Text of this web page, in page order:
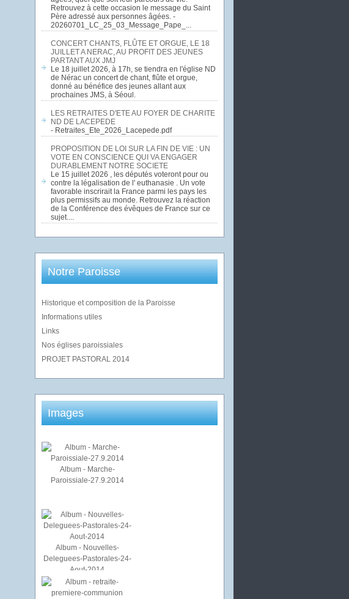
Retrouvez à cette occasion le message du Saint
Père adressé aux personnes âgées. -
20260701_LC_25_03_Message_Pape_...
CONCERT CHANTS, FLÛTE ET ORGUE, LE 18
JUILLET A NERAC, AU PROFIT DES JEUNES
PARTANT AUX JMJ
Le 18 juillet 2026, à 17h, se tiendra en l'église ND
de Nérac un concert de chant, flûte et orgue,
donné au bénéfice des jeunes allant aux
prochaines JMS, à Séoul.
LES RETRAITES D'ETE AU FOYER DE CHARITE
ND DE LACEPEDE
- Retraites_Ete_2026_Lacepede.pdf
PROPOSITION DE LOI SUR LA FIN DE VIE : UN
VOTE EN CONSCIENCE QUI VA ENGAGER
DURABLEMENT NOTRE SOCIETE
Le 15 juillet 2026 , les députés voteront pour ou
contre la légalisation de l' euthanasie . Un vote
favorable inscrirait la France parmi les pays les
plus permissifs au monde. Retrouvez la réaction
de la Conférence des évêques de France sur ce
sujet....
Notre Paroisse
Historique et composition de la Paroisse
Informations utiles
Links
Nos églises paroissiales
PROJET PASTORAL 2014
Images
Album - Marche-
Paroissiale-27.9.2014
Album - Nouvelles-
Deleguees-Pastorales-24-
Aout-2014